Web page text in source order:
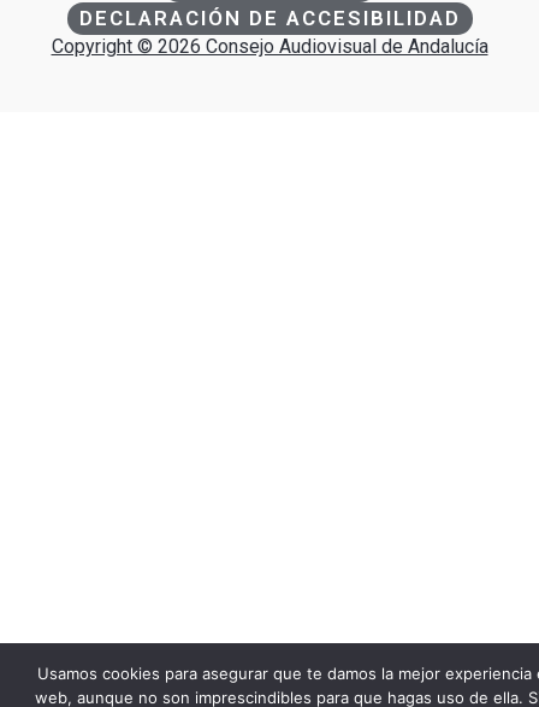
DECLARACIÓN DE ACCESIBILIDAD
Copyright © 2026 Consejo Audiovisual de Andalucía
Usamos cookies para asegurar que te damos la mejor experiencia
web, aunque no son imprescindibles para que hagas uso de ella.